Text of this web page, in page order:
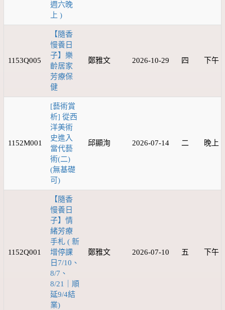
週六晚
上 )
1153Q005
【隨香
慢養日
子】樂
齡居家
芳療保
健
鄭雅文 2026-10-29 四 下午
1152M001
[藝術賞
析] 從西
洋美術
史進入
當代藝
術(二)
(無基礎
可)
邱顯洵 2026-07-14 二 晚上
1152Q001
【隨香
慢養日
子】情
緒芳療
手札 ( 新
增停課
日7/10、
8/7、
8/21｜順
延9/4結
業)
鄭雅文 2026-07-10 五 下午